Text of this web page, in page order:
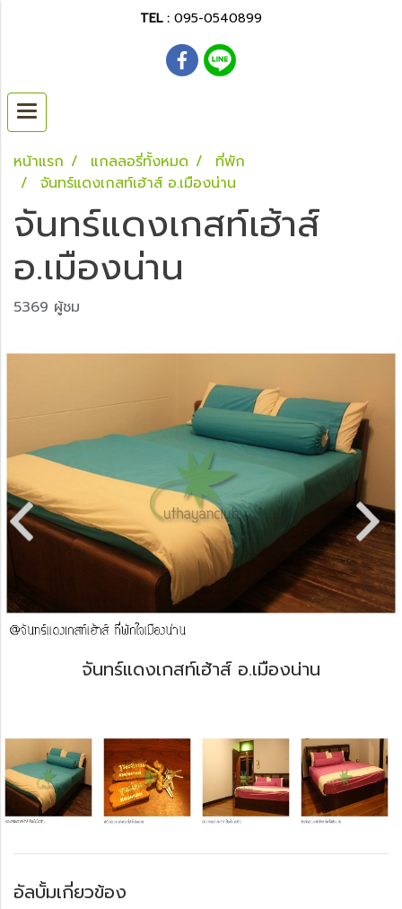
TEL : 095-0540899
หน้าแรก แกลลอรี่ทั้งหมด
ที่พัก
จันทร์แดงเกสท์เฮ้าส์ อ.เมืองน่าน
จันทร์แดงเกสท์เฮ้าส์
อ.เมืองน่าน
5369 ผู้ชม
จันทร์แดงเกสท์เฮ้าส์ อ.เมืองน่าน
อัลบั้มเกี่ยวข้อง